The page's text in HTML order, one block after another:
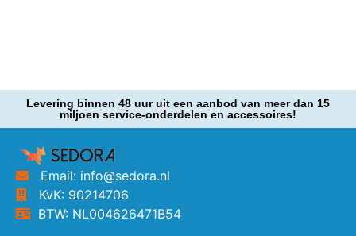
Levering binnen 48 uur uit een aanbod van meer dan 15
miljoen service-onderdelen en accessoires!
Email: info@sedora.nl
KvK: 90214706
BTW: NL004626471B54